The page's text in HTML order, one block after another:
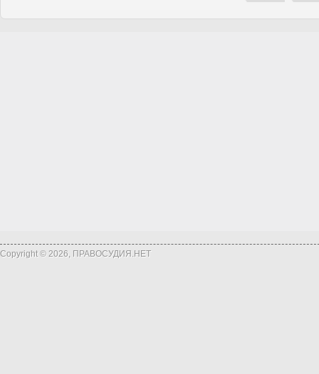
Copyright © 2026, ПРАВОСУДИЯ.НЕТ